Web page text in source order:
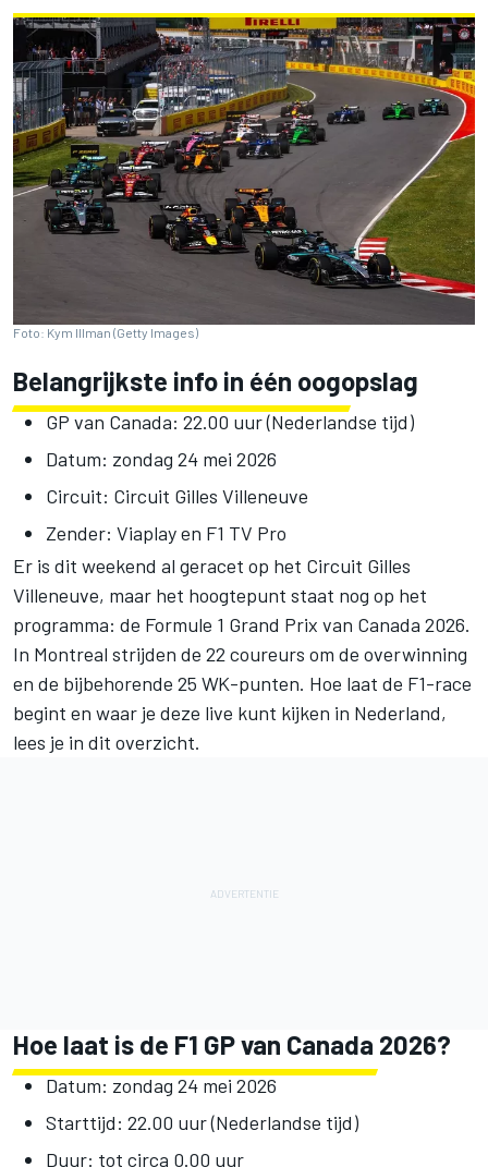
Foto: Kym Illman (Getty Images)
Belangrijkste info in één oogopslag
GP van Canada: 22.00 uur (Nederlandse tijd)
Datum: zondag 24 mei 2026
Circuit: Circuit Gilles Villeneuve
Zender: Viaplay en F1 TV Pro
Er is dit weekend al geracet op het Circuit Gilles
Villeneuve, maar het hoogtepunt staat nog op het
programma: de Formule 1 Grand Prix van Canada 2026.
In Montreal strijden de 22 coureurs om de overwinning
en de bijbehorende 25 WK-punten. Hoe laat de F1-race
begint en waar je deze live kunt kijken in Nederland,
lees je in dit overzicht.
Hoe laat is de F1 GP van Canada 2026?
Datum: zondag 24 mei 2026
Starttijd: 22.00 uur (Nederlandse tijd)
Duur: tot circa 0.00 uur